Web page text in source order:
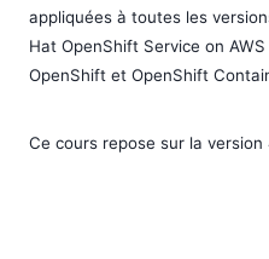
appliquées à toutes les
Hat OpenShift Service on
OpenShift et OpenShift
Ce cours repose sur la